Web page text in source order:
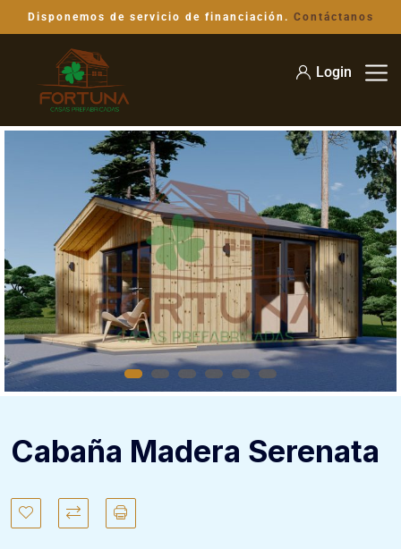
Disponemos de servicio de financiación. Contáctanos
Login
Cabaña Madera Serenata